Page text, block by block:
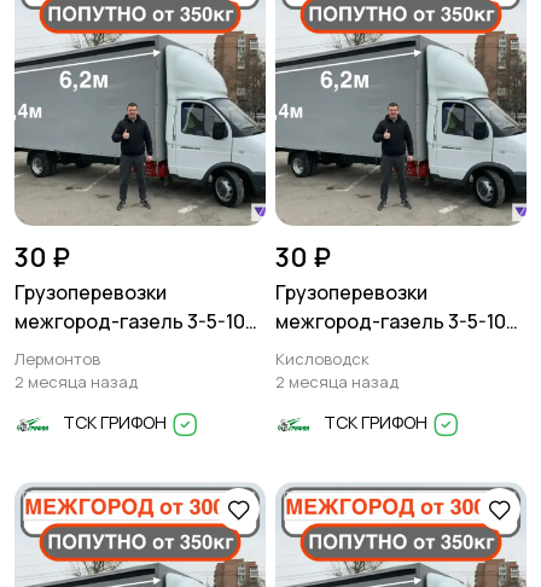
30 ₽
Грузоперевозки
межгород-газель 3-5-10
тонн
Лермонтов
2 месяца назад
ТСК ГРИФОН
30 ₽
Грузоперевозки
межгород-газель 3-5-10
тонн
Кисловодск
2 месяца назад
ТСК ГРИФОН